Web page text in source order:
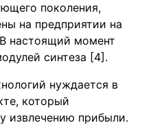
поколения,
на предприятии на
настоящий момент
синтеза [4].
нуждается в
который
извлечению прибыли.